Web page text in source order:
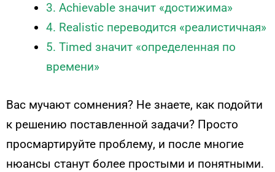
3. Achievable значит «достижима»
4. Realistiс переводится «реалистичная»
5. Timed значит «определенная по
времени»
Вас мучают сомнения? Не знаете, как подойти
к решению поставленной задачи? Просто
просмартируйте проблему, и после многие
нюансы станут более простыми и понятными.